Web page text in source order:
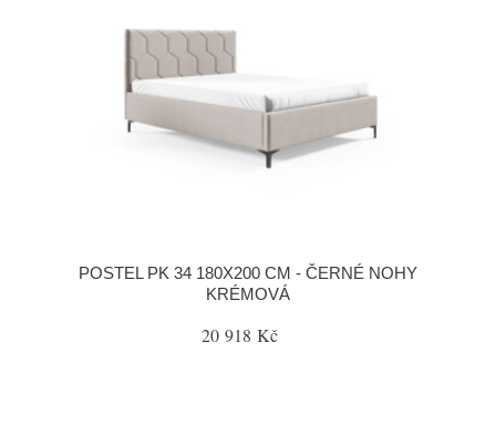
POSTEL PK 34 180X200 CM - ČERNÉ NOHY
KRÉMOVÁ
20 918 Kč